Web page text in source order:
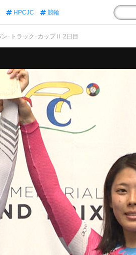
HPCJC 競輪
ン･トラック･カップⅡ 2日目